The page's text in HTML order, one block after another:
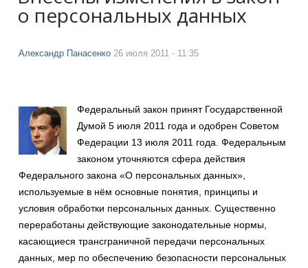
о персональных данных
Александр Панасенко 26 июля 2011 - 11:35
Федеральный закон принят Государственной
Думой 5 июля 2011 года и одобрен Советом
Федерации 13 июля 2011 года. Федеральным
законом уточняются сфера действия
Федерального закона «О персональных данных»,
используемые в нём основные понятия, принципы и
условия обработки персональных данных. Существенно
переработаны действующие законодательные нормы,
касающиеся трансграничной передачи персональных
данных, мер по обеспечению безопасности персональных